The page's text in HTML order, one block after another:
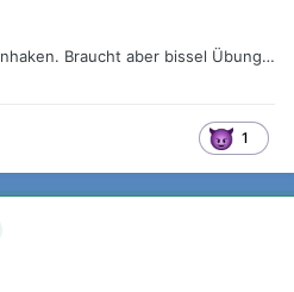
Braucht aber bissel Übung…
1